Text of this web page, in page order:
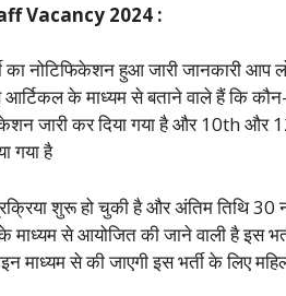
Vacancy 2024 :
का नोटिफिकेशन हुआ जारी जानकारी
के माध्यम से बताने वाले हैं कि कौन-
जारी कर दिया गया है और 10th और
गया है
शुरू हो चुकी है और अंतिम तिथि 30
के माध्यम से आयोजित की जाने वाली है
माध्यम से की जाएगी इस भर्ती के लिए